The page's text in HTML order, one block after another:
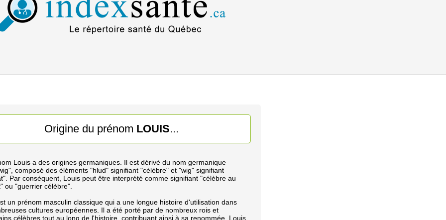
Origine du prénom LOUIS...
Louis a des origines germaniques. Il est dérivé du nom germanique
composé des éléments "hlud" signifiant "célèbre" et "wig" signifiant
Par conséquent, Louis peut être interprété comme signifiant "célèbre au
ou "guerrier célèbre".
un prénom masculin classique qui a une longue histoire d'utilisation dans
cultures européennes. Il a été porté par de nombreux rois et
célèbres tout au long de l'histoire, contribuant ainsi à sa renommée. Louis